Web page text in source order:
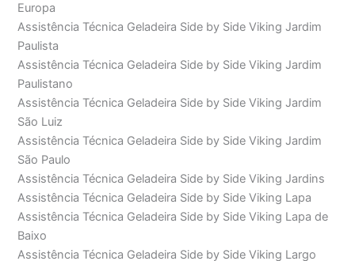
Europa
Assistência Técnica Geladeira Side by Side Viking Jardim
Paulista
Assistência Técnica Geladeira Side by Side Viking Jardim
Paulistano
Assistência Técnica Geladeira Side by Side Viking Jardim
São Luiz
Assistência Técnica Geladeira Side by Side Viking Jardim
São Paulo
Assistência Técnica Geladeira Side by Side Viking Jardins
Assistência Técnica Geladeira Side by Side Viking Lapa
Assistência Técnica Geladeira Side by Side Viking Lapa de
Baixo
Assistência Técnica Geladeira Side by Side Viking Largo